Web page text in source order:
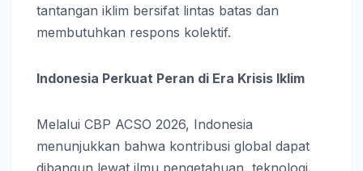
tantangan iklim bersifat lintas batas dan
membutuhkan respons kolektif.
Indonesia Perkuat Peran di Era Krisis Iklim
Melalui CBP ACSO 2026, Indonesia
menunjukkan bahwa kontribusi global dapat
dibangun lewat ilmu pengetahuan, teknologi,